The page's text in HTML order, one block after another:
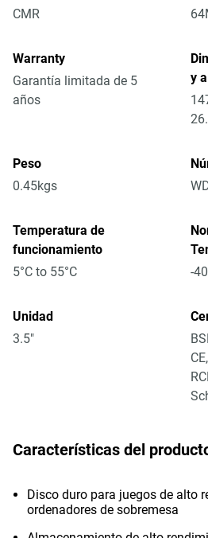
CMR
Warranty
Garantía limitada de 5
años
y
Peso
0.45kgs
Temperatura de
funcionamiento
5°C to 55°C
-
Unidad
3.5"
Características del
Disco duro para juegos de alto
ordenadores de sobremesa